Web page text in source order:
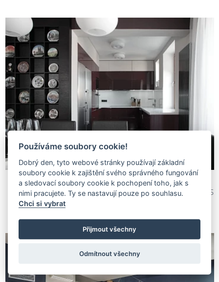
Mgr., BcA. RADKA
FALTUSOVÁ
1 098 215
Používáme soubory cookie!
Dobrý den, tyto webové stránky používají základní
soubory cookie k zajištění svého správného fungování
a sledovací soubory cookie k pochopení toho, jak s
nimi pracujete. Ty se nastavují pouze po souhlasu.
Chci si vybrat
Přijmout všechny
Odmítnout všechny